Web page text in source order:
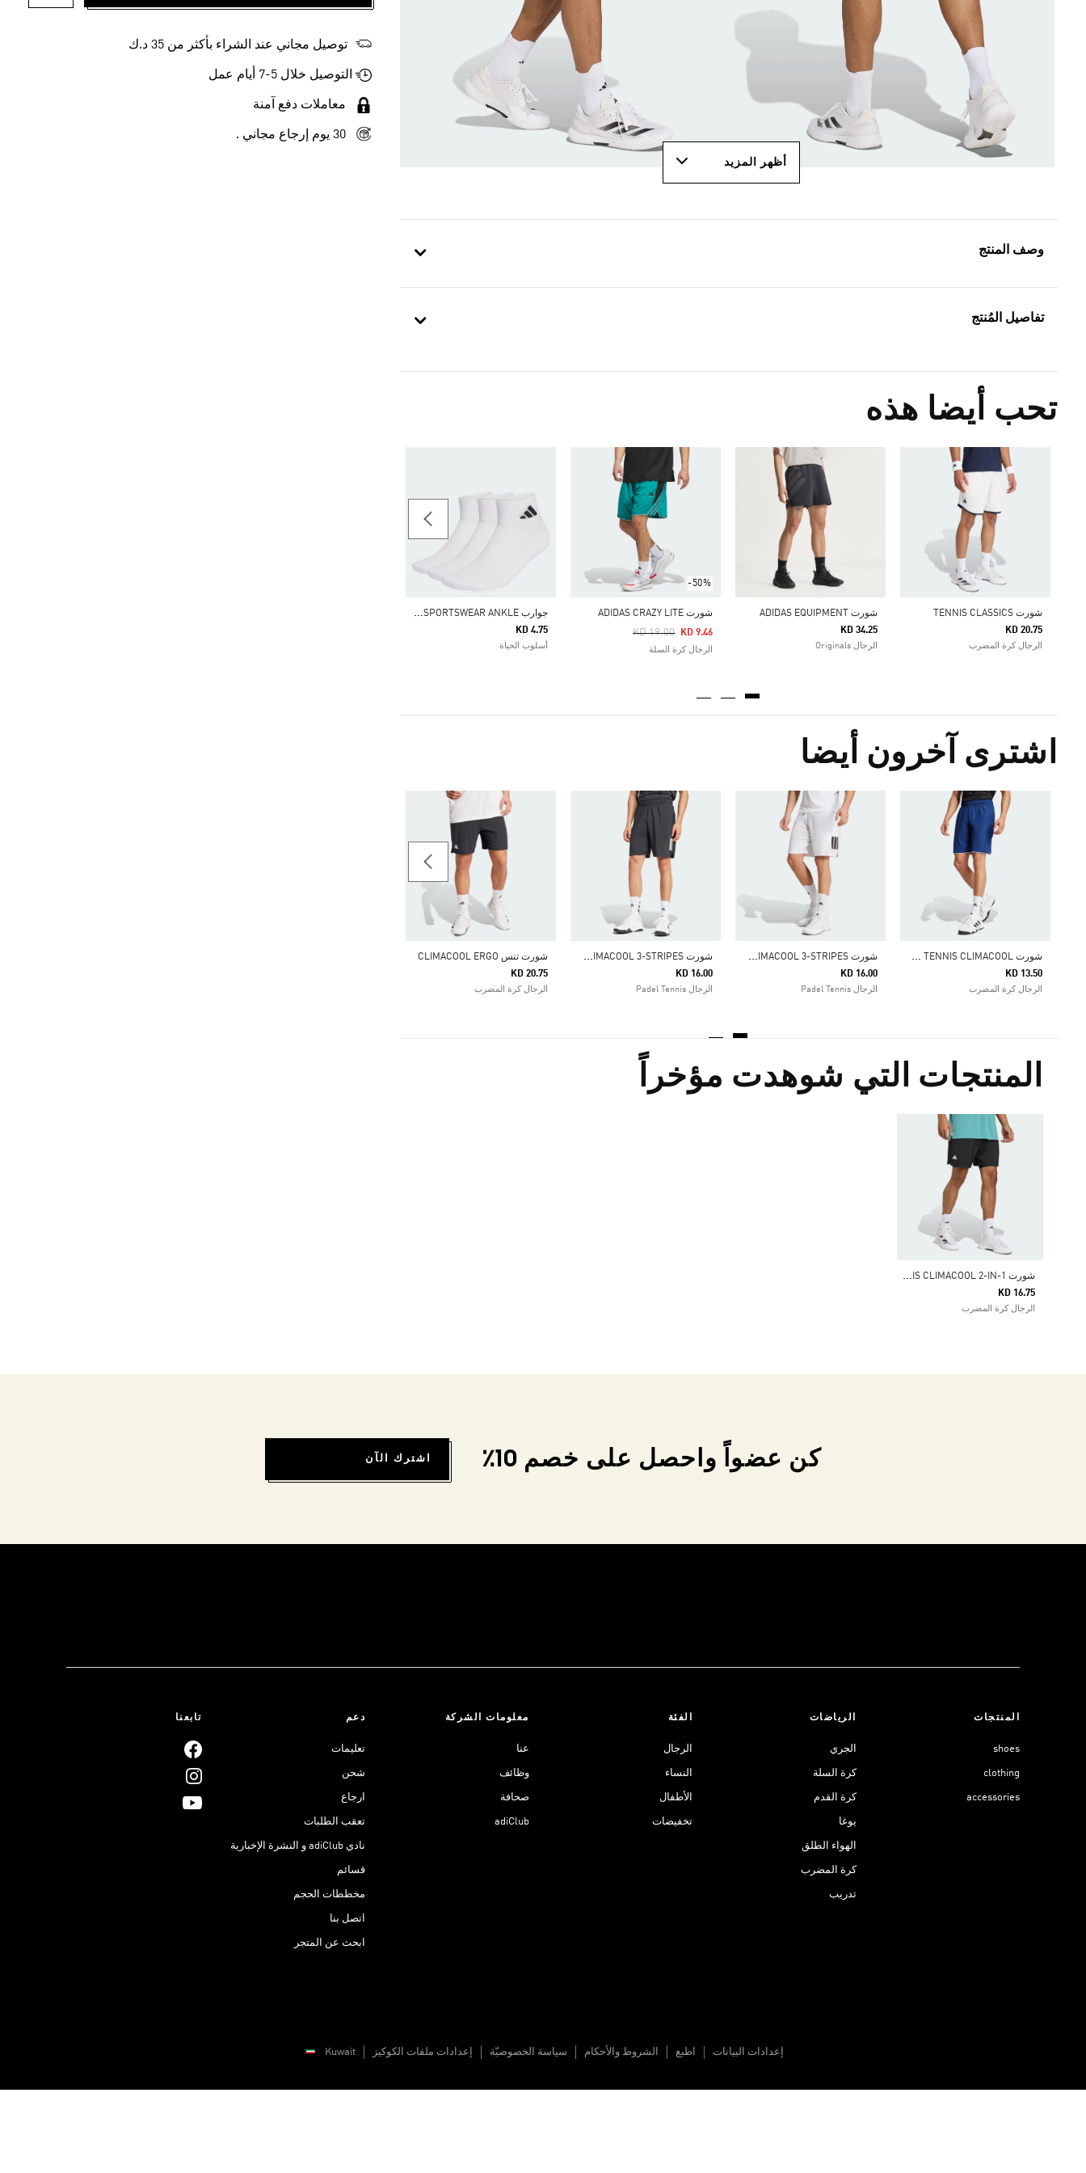
أظهر المزيد
وصف المنتج
تفاصيل المُنتج
تحب أيضا هذه
شورت TENNIS CLASSICS
KD 20.75
الرجال كرة المضرب
شورت ADIDAS EQUIPMENT
KD 34.25
الرجال Originals
-50%
شورت ADIDAS CRAZY LITE
Price Reduced From
KD 19.00
To KD 9.46
الرجال كرة السلة
ج
وارب CUSHIONED SPORTSWEAR ANKLE - عبوة بها 3 أزواج
KD 4.75
أسلوب الحياة
Price Reduced From
اشترى آخرون أيضا
ش
ورت CLUB TENNIS CLIMACOOL
KD 13.50
الرجال كرة المضرب
ش
ورت CLUB TENNIS CLIMACOOL 3-STRIPES
KD 16.00
الرجال Padel Tennis
ش
ورت CLUB TENNIS CLIMACOOL 3-STRIPES
KD 16.00
الرجال Padel Tennis
شورت تنس CLIMACOOL ERGO
KD 20.75
الرجال كرة المضرب
المنتجات التي شوهدت مؤخراً
ش
ورت CLUB TENNIS CLIMACOOL 2-IN-1
KD 16.75
الرجال كرة المضرب
توصيل مجاني عند الشراء بأكثر من 35 د.ك
التوصيل خلال 5-7 أيام عمل
معاملات دفع آمنة
30 يوم إرجاع مجاني .
كن عضواً واحصل على خصم 10٪ اشترك الآن
المنتجات
shoes
clothing
accessories
الرياضات
الجري
كرة السلة
كرة القدم
يوغا
الهواء الطلق
كرة المضرب
تدريب
الفئة
الرجال
النساء
الأطفال
تخفيضات
معلومات الشركة
عنا
وظائف
صحافة
adiClub
دعم
تعليمات
شحن
ارجاع
تعقب الطلبات
نادي adiClub و النشرة الإخبارية
قسائم
مخططات الحجم
اتصل بنا
ابحث عن المتجر
تابعنا
إعدادات البيانات Kuwait إعدادات ملفات الكوكيز سياسة الخصوصيّة الشروط والأحكام اطبع